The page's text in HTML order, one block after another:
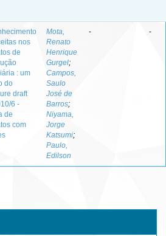
nos
de
: um
do
draft
6 -
de
com
Mota,
Renato
Henrique
Gurgel;
Campos,
Saulo
José de
Barros;
Niyama,
Jorge
Katsumi;
Paulo,
Edilson
- -